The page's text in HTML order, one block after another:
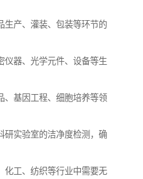
生产、灌装、包装等环节的
仪器、光学元件、设备等生
、基因工程、细胞培养等领
研实验室的洁净度检测，确
化工、纺织等行业中需要无